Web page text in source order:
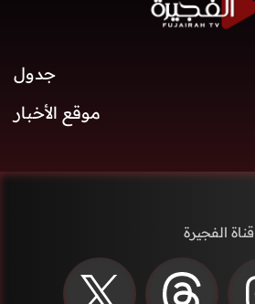
جدول
موقع الأخبار
قناة الفجيرة